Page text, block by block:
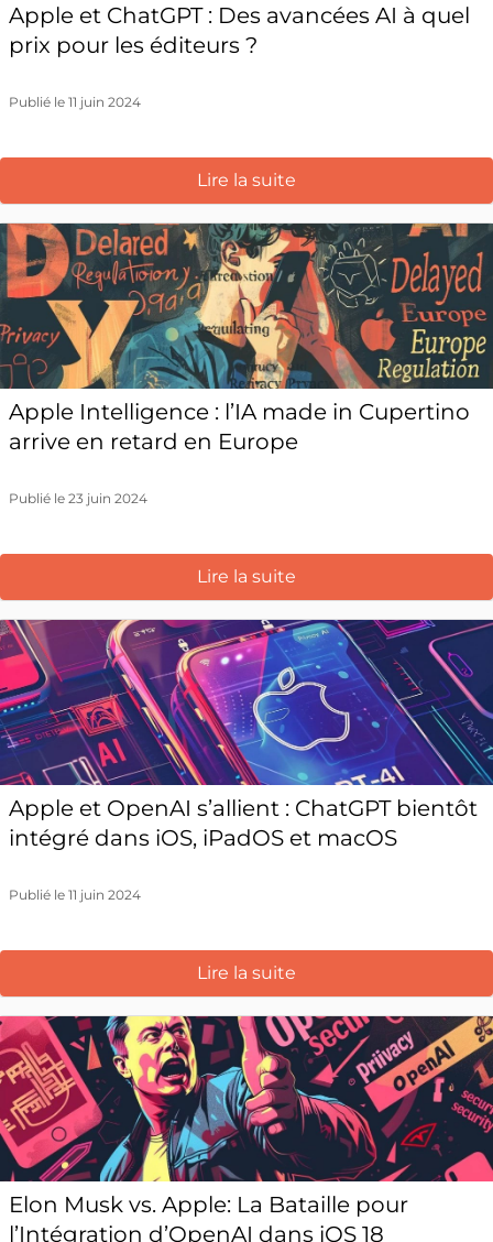
Apple et ChatGPT : Des avancées AI à quel
prix pour les éditeurs ?
Publié le 11 juin 2024
Lire la suite
Apple Intelligence : l’IA made in Cupertino
arrive en retard en Europe
Publié le 23 juin 2024
Lire la suite
Apple et OpenAI s’allient : ChatGPT bientôt
intégré dans iOS, iPadOS et macOS
Publié le 11 juin 2024
Lire la suite
Elon Musk vs. Apple: La Bataille pour
l’Intégration d’OpenAI dans iOS 18